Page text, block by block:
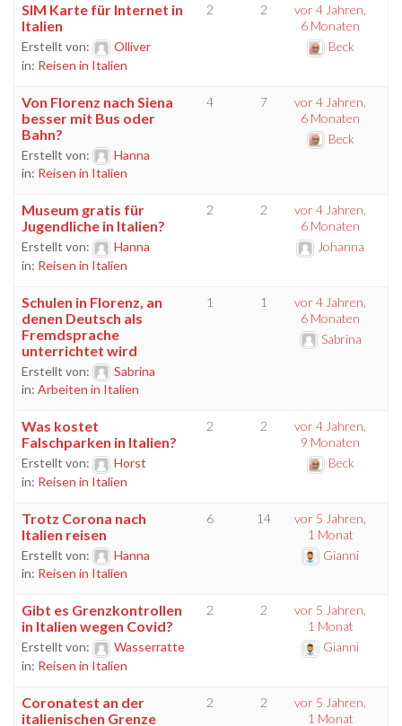
SIM Karte für Internet in
Italien
Erstellt von:
Olliver
in: Reisen in Italien
2 2
vor 4 Jahren,
6 Monaten
Beck
Von Florenz nach Siena
besser mit Bus oder
Bahn?
Erstellt von:
Hanna
in: Reisen in Italien
4 7
vor 4 Jahren,
6 Monaten
Beck
Museum gratis für
Jugendliche in Italien?
Erstellt von:
Hanna
in: Reisen in Italien
2 2
vor 4 Jahren,
6 Monaten
Johanna
Schulen in Florenz, an
denen Deutsch als
Fremdsprache
unterrichtet wird
Erstellt von:
Sabrina
in: Arbeiten in Italien
1 1
vor 4 Jahren,
6 Monaten
Sabrina
Was kostet
Falschparken in Italien?
Erstellt von:
Horst
in: Reisen in Italien
2 2
vor 4 Jahren,
9 Monaten
Beck
Trotz Corona nach
Italien reisen
Erstellt von:
Hanna
in: Reisen in Italien
6 14
vor 5 Jahren,
1 Monat
Gianni
Gibt es Grenzkontrollen
in Italien wegen Covid?
Erstellt von:
Wasserratte
in: Reisen in Italien
2 2
vor 5 Jahren,
1 Monat
Gianni
Coronatest an der
italienischen Grenze
2 2
vor 5 Jahren,
1 Monat